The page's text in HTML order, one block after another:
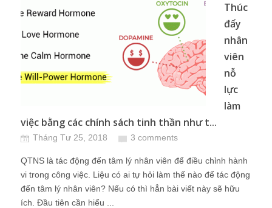
Thúc
đẩy
nhân
viên
nỗ
lực
làm
việc bằng các chính sách tinh thần như t...
Tháng Tư 25, 2018 3 comments
QTNS là tác động đến tâm lý nhân viên để điều chỉnh hành
vi trong công việc. Liệu có ai tự hỏi làm thế nào để tác động
đến tâm lý nhân viên? Nếu có thì hẳn bài viết này sẽ hữu
ích. Đầu tiên cần hiểu ...